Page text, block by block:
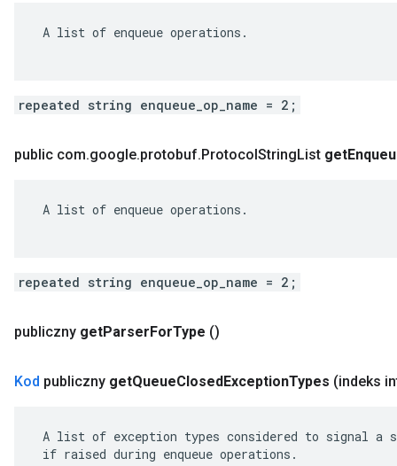
A list of enqueue operations.
repeated string enqueue_op_name = 2;
public com.google.protobuf.ProtocolStringList get
A list of enqueue operations.
repeated string enqueue_op_name = 2;
publiczny getParserForType ()
Kod publiczny getQueueClosedExceptionTypes (indeks
A list of exception types considered to signal a
if raised during enqueue operations.